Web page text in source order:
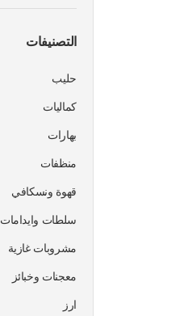
التصنيفات
حليب
كماليات
بهارات
منظفات
قهوة ونسكافي
سلطات وايدامات
مشروبات غازية
معجنات وخبائز
ارز